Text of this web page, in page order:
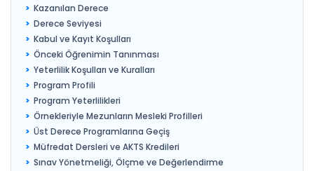
Kazanılan Derece
Derece Seviyesi
Kabul ve Kayıt Koşulları
Önceki Öğrenimin Tanınması
Yeterlilik Koşulları ve Kuralları
Program Profili
Program Yeterlilikleri
Örnekleriyle Mezunların Mesleki Profilleri
Üst Derece Programlarına Geçiş
Müfredat Dersleri ve AKTS Kredileri
Sınav Yönetmeliği, Ölçme ve Değerlendirme